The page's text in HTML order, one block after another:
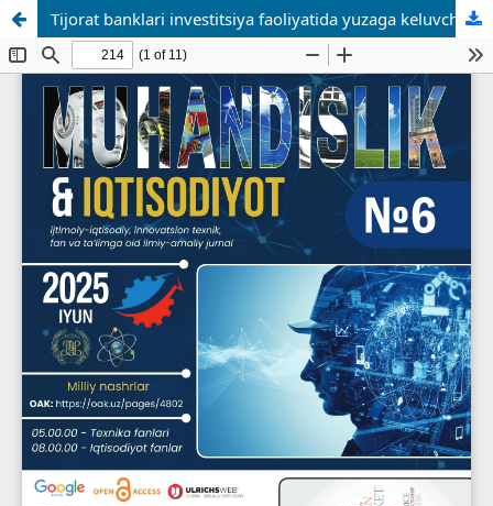
Tijorat banklari investitsiya faoliyatida yuzaga keluvchi risklar